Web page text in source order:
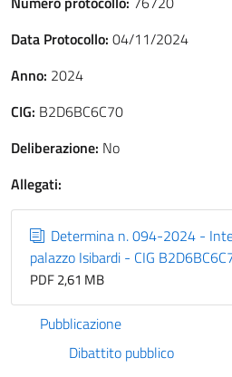
Data Protocollo: 04/11/2024
Anno: 2024
CIG: B2D6BC6C70
Deliberazione: No
Allegati:
Determina n. 094-2024 -
palazzo Isibardi - CIG
PDF 2,61 MB
Pubblicazione
Dibattito pubblico